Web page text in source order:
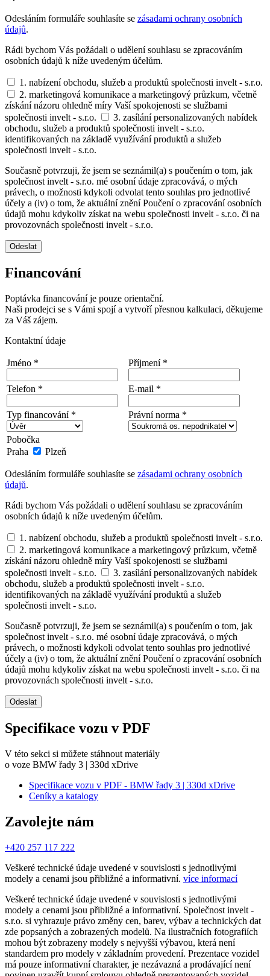
Odesláním formuláře souhlasíte se zásadami ochrany osobních
údajů.
Rádi bychom Vás požádali o udělení souhlasu se zpracováním
osobních údajů k níže uvedeným účelům.
1. nabízení obchodu, služeb a produktů společnosti invelt - s.r.o.
2. marketingová komunikace a marketingový průzkum, včetně
získání názoru ohledně míry Vaší spokojenosti se službami
společnosti invelt - s.r.o.
3. zasílání personalizovaných nabídek
obchodu, služeb a produktů společnosti invelt - s.r.o.
identifikovaných na základě využívání produktů a služeb
společnosti invelt - s.r.o.
Současně potvrzuji, že jsem se seznámil(a) s poučením o tom, jak
společnost invelt - s.r.o. mé osobní údaje zpracovává, o mých
právech, o možnosti kdykoli odvolat tento souhlas pro jednotlivé
účely a (iv) o tom, že aktuální znění Poučení o zpracování osobních
údajů mohu kdykoliv získat na webu společnosti invelt - s.r.o. či na
provozovnách společnosti invelt - s.r.o.
Odeslat
Financování
Poptávka financování je pouze orientační.
Naši prodejci se s Vámi spojí a vytvoří přesnou kalkulaci, děkujeme
za Váš zájem.
Kontaktní údaje
Jméno * Příjmení *
Telefon * E-mail *
Typ financování * Právní norma *
Pobočka
Praha
Plzeň
Odesláním formuláře souhlasíte se zásadami ochrany osobních
údajů.
Rádi bychom Vás požádali o udělení souhlasu se zpracováním
osobních údajů k níže uvedeným účelům.
1. nabízení obchodu, služeb a produktů společnosti invelt - s.r.o.
2. marketingová komunikace a marketingový průzkum, včetně
získání názoru ohledně míry Vaší spokojenosti se službami
společnosti invelt - s.r.o.
3. zasílání personalizovaných nabídek
obchodu, služeb a produktů společnosti invelt - s.r.o.
identifikovaných na základě využívání produktů a služeb
společnosti invelt - s.r.o.
Současně potvrzuji, že jsem se seznámil(a) s poučením o tom, jak
společnost invelt - s.r.o. mé osobní údaje zpracovává, o mých
právech, o možnosti kdykoli odvolat tento souhlas pro jednotlivé
účely a (iv) o tom, že aktuální znění Poučení o zpracování osobních
údajů mohu kdykoliv získat na webu společnosti invelt - s.r.o. či na
provozovnách společnosti invelt - s.r.o.
Odeslat
Specifikace vozu v PDF
V této sekci si můžete stáhnout materiály
o voze BMW řady 3 | 330d xDrive
Specifikace vozu v PDF - BMW řady 3 | 330d xDrive
Ceníky a katalogy
Zavolejte nám
+420 257 117 222
Veškeré technické údaje uvedené v souvislosti s jednotlivými
modely a cenami jsou přibližné a informativní. více informací
Veškeré technické údaje uvedené v souvislosti s jednotlivými
modely a cenami jsou přibližné a informativní. Společnost invelt -
s.r.o. si vyhrazuje právo změny cen, barev, výbav a technických dat
zde popsaných a zobrazených modelů. Na ilustračních fotografiích
mohou být zobrazeny modely s nejvyšší výbavou, která není
standardem pro modely v základním provedení. Prezentace vozidel
má pouze informativní charakter, je nezávazná a prodávající není